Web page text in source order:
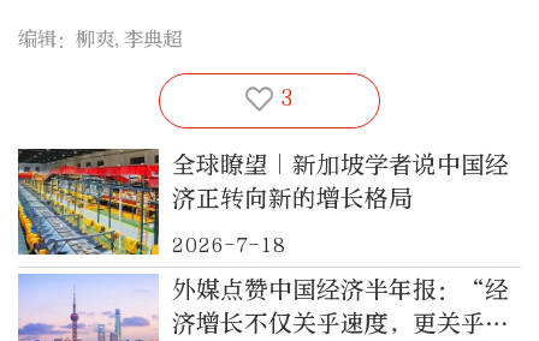
编辑：柳爽,李典超
3
全球瞭望｜新加坡学者说中国经
济正转向新的增长格局
2026-7-18
外媒点赞中国经济半年报：“经
济增长不仅关乎速度，更关乎方